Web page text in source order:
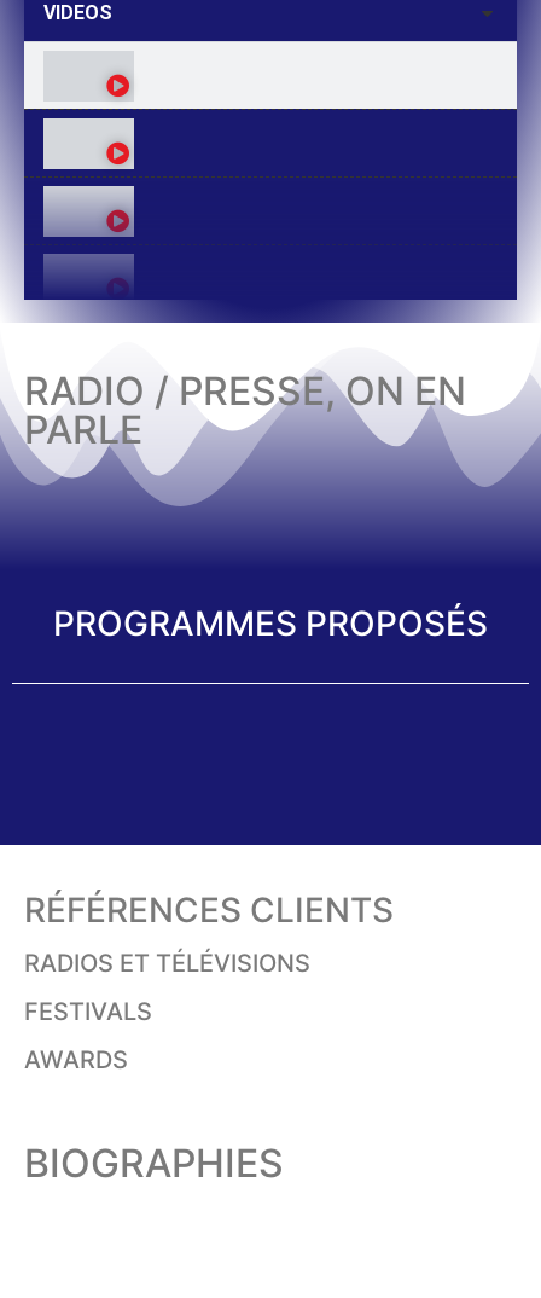
VIDEOS
RADIO / PRESSE, ON EN
PARLE
PROGRAMMES PROPOSÉS
RÉFÉRENCES CLIENTS
RADIOS ET TÉLÉVISIONS
FESTIVALS
AWARDS
BIOGRAPHIES